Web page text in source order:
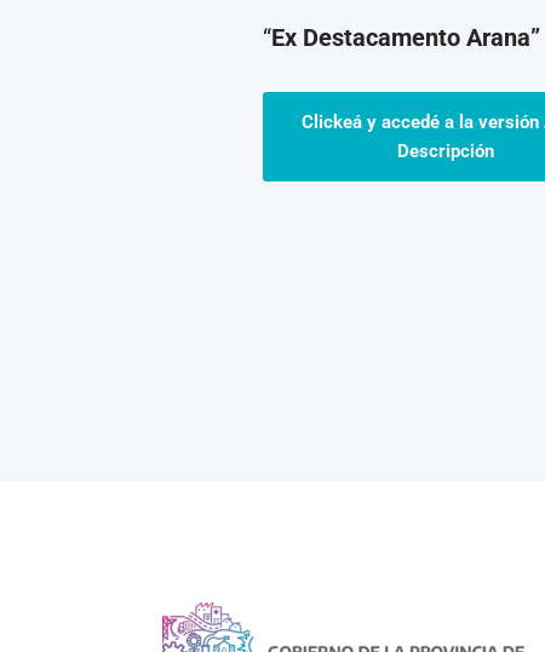
“Ex Destacamento Arana”
Clickeá y accedé a la versión
Descripción